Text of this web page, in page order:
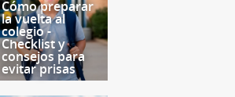
Cómo preparar
la vuelta al
colegio -
Checklist y
consejos para
evitar prisas